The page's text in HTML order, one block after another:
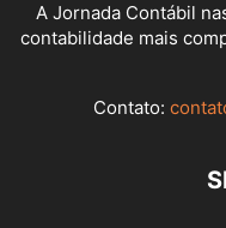
A Jornada Contábil
contabilidade mais
Contato: